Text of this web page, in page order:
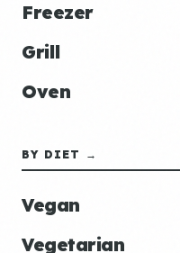
Freezer
Grill
Oven
BY DIET →
Vegan
Vegetarian